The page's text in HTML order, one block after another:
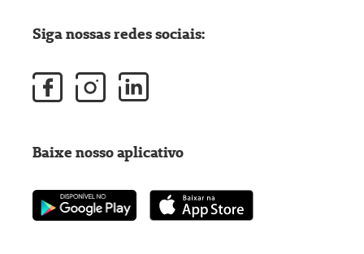
Siga nossas redes sociais:
Baixe nosso aplicativo